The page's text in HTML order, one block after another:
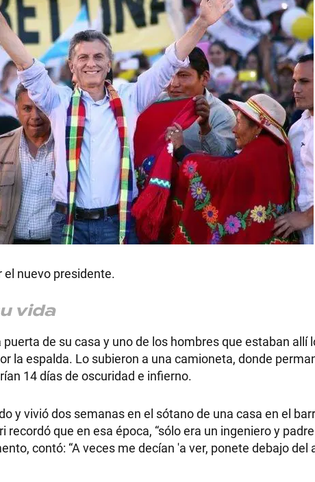
el nuevo presidente.
vida
de su casa y uno de los hombres que estaban allí
la espalda. Lo subieron a una camioneta, donde
14 días de oscuridad e infierno.
y vivió dos semanas en el sótano de una casa en el
que en esa época, “sólo era un ingeniero y
contó: “A veces me decían 'a ver, ponete debajo del
RECETAS
PALABRAS
HORÓSCOPO
Seguinos